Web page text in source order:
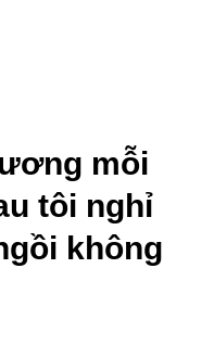
mỗi
tôi nghỉ
không